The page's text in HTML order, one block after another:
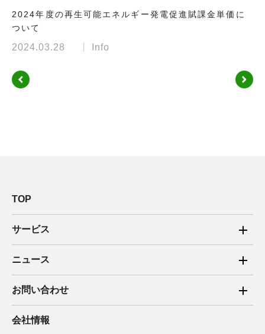
2024年度の再生可能エネルギー発電促進賦課金単価に
ついて
2024.03.28 Info
TOP
サービス
ご家庭向け電力サービス
法人向け脱炭素サービス
住宅用太陽光売電 卒FIT
ニュース
2025年
2024年
お問い合わせ
ご家庭向け電力サービス・卒FIT電気の売電
会社情報